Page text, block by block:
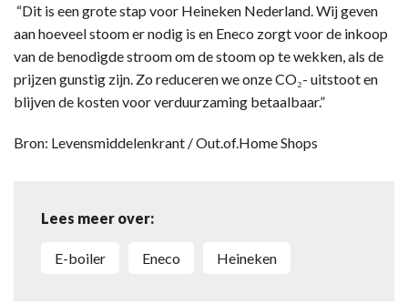
“Dit is een grote stap voor Heineken Nederland. Wij geven
aan hoeveel stoom er nodig is en Eneco zorgt voor de inkoop
van de benodigde stroom om de stoom op te wekken, als de
prijzen gunstig zijn. Zo reduceren we onze CO₂- uitstoot en
blijven de kosten voor verduurzaming betaalbaar.”
Bron: Levensmiddelenkrant / Out.of.Home Shops
Lees meer over:
e-boiler Eneco Heineken